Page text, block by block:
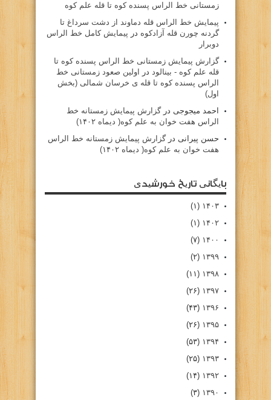
زمستانی خط الراس پسنده کوه تا قله علم کوه
پيمايش خط الراس قله دماوند از دشت سرداغ تا
گردنه چورن قله آزادكوه در پیمایش کامل خط الراس
دوبرار
گزارش پیمایش زمستانی خط الراس پسنده کوه تا
قله علم کوه - بينالود در
اولین صعود زمستانی خط
الراس پسنده کوه تا قله ی خرسان شمالی (بخش
اول)
احمد میجوجی درگزارش پیمایش زمستانه خط
الراس هفت خوان به علم کوه( دیماه ۱۴۰۲)
حسن پیرانی درگزارش پیمایش زمستانه خط الراس
هفت خوان به علم کوه( دیماه ۱۴۰۲)
بایگانی تاریخ خورشیدی
۱۴۰۳ (۱)
۱۴۰۲ (۱)
۱۴۰۰ (۷)
۱۳۹۹ (۲)
۱۳۹۸ (۱۱)
۱۳۹۷ (۲۶)
۱۳۹۶ (۴۳)
۱۳۹۵ (۲۶)
۱۳۹۴ (۵۳)
۱۳۹۳ (۲۵)
۱۳۹۲ (۱۴)
۱۳۹۰ (۳)